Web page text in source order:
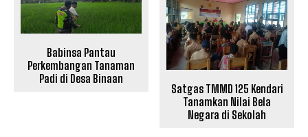
Babinsa Pantau
Perkembangan Tanaman
Padi di Desa Binaan
Satgas TMMD 125 Kendari
Tanamkan Nilai Bela
Negara di Sekolah